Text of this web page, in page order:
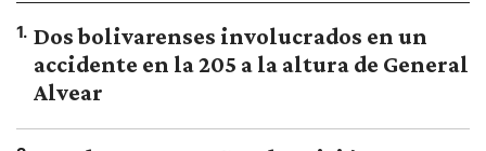
1. Dos bolivarenses involucrados en un
accidente en la 205 a la altura de General
Alvear